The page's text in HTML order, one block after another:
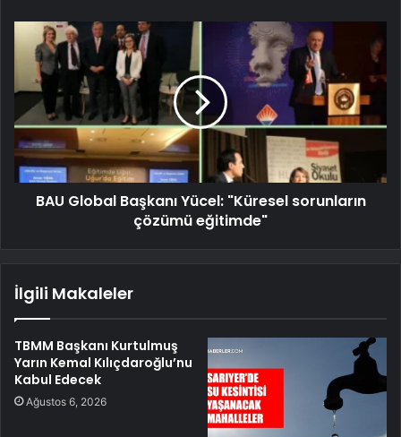
BAU Global Başkanı Yücel: "Küresel sorunların
çözümü eğitimde"
İlgili Makaleler
TBMM Başkanı Kurtulmuş
Yarın Kemal Kılıçdaroğlu’nu
Kabul Edecek
Ağustos 6, 2026